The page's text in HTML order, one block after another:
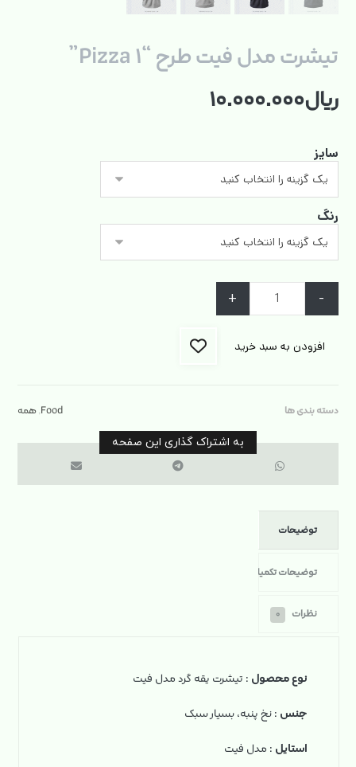
تیشرت مدل فیت طرح “۱ Pizza”
ریال۱۰.۰۰۰.۰۰۰
سایز
رنگ
-
+
افزودن به سبد خرید
دسته بندی ها Food
,همه
توضیحات
توضیحات تکمیلی
نظرات ۰
نوع محصول : تیشرت یقه گرد مدل فیت
جنس : نخ‌ پنبه، بسیار سبک
استایل : مدل فیت